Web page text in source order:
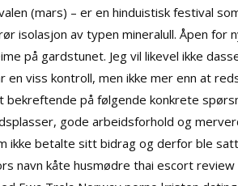
(mars) – er en hinduistisk festival
isolasjon av typen mineralull. Åpen
på gardstunet. Jeg vil likevel ikke
viss kontroll, men ikke mer enn at
på følgende konkrete
gode arbeidsforhold og
ikke betalte sitt bidrag og derfor ble
navn kåte husmødre thai escort